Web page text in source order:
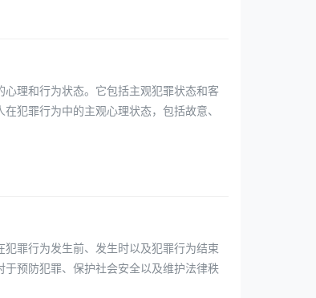
理和行为状态。它包括主观犯罪状态和客
犯罪行为中的主观心理状态，包括故意、
罪行为发生前、发生时以及犯罪行为结束
预防犯罪、保护社会安全以及维护法律秩